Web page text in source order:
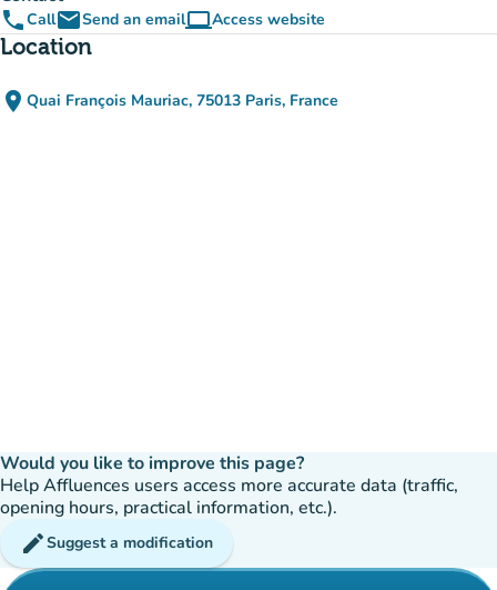
phoneCallemailSend an emailcomputerAccess website
(new tab)
Location
place Quai François Mauriac, 75013 Paris, France
(open in Google Maps)
(new tab)
Would you like to improve this page?
Help Affluences users access more accurate data (traffic,
opening hours, practical information, etc.).
editSuggest a modification